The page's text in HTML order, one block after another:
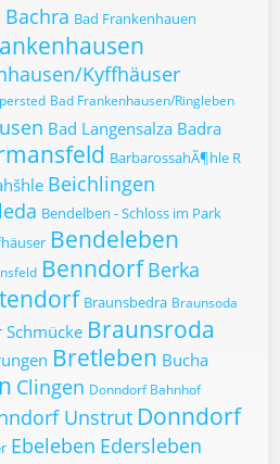
Bachra Bad Frankenhauen
Kyffhäuser
Bad Frankenhausen/Ringleben
Bad Langensalza Badra
BarbarossahÃ¶hle R
Beichlingen
Bendelben - Schloss im Park
Bendeleben
Benndorf Berka
Braunsbedra Braunsoda
Braunsroda
Bretleben Bucha
Clingen Donndorf Bahnhof
Unstrut Donndorf
Ebeleben Edersleben